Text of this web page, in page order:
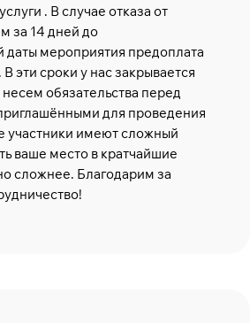
. В случае отказа от
за 14 дней до
даты мероприятия предоплата
эти сроки у нас закрывается
обязательства перед
для проведения
участники имеют сложный
ваше место в кратчайшие
сложнее. Благодарим за